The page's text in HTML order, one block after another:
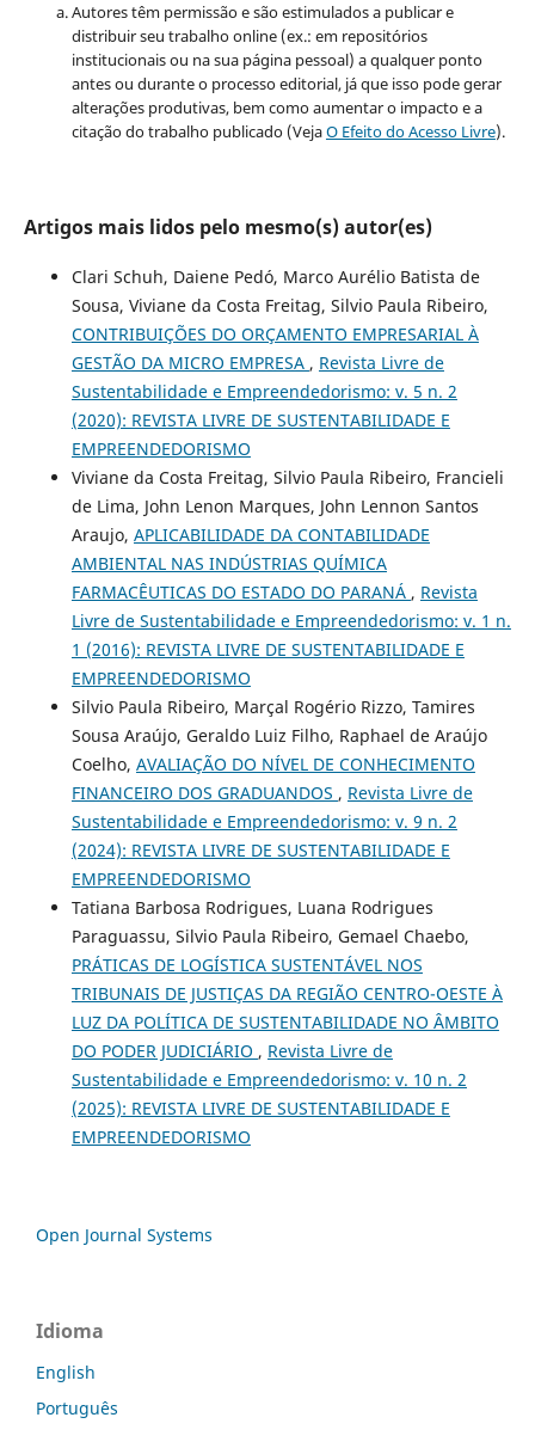
Autores têm permissão e são estimulados a publicar e
distribuir seu trabalho online (ex.: em repositórios
institucionais ou na sua página pessoal) a qualquer ponto
antes ou durante o processo editorial, já que isso pode gerar
alterações produtivas, bem como aumentar o impacto e a
citação do trabalho publicado (VejaO Efeito do Acesso Livre).
Artigos mais lidos pelo mesmo(s) autor(es)
Clari Schuh, Daiene Pedó, Marco Aurélio Batista de
Sousa, Viviane da Costa Freitag, Silvio Paula Ribeiro,
CONTRIBUIÇÕES DO ORÇAMENTO EMPRESARIAL À
GESTÃO DA MICRO EMPRESA , Revista Livre de
Sustentabilidade e Empreendedorismo: v. 5 n. 2
(2020): REVISTA LIVRE DE SUSTENTABILIDADE E
EMPREENDEDORISMO
Viviane da Costa Freitag, Silvio Paula Ribeiro, Francieli
de Lima, John Lenon Marques, John Lennon Santos
Araujo, APLICABILIDADE DA CONTABILIDADE
AMBIENTAL NAS INDÚSTRIAS QUÍMICA
FARMACÊUTICAS DO ESTADO DO PARANÁ , Revista
Livre de Sustentabilidade e Empreendedorismo: v. 1 n.
1 (2016): REVISTA LIVRE DE SUSTENTABILIDADE E
EMPREENDEDORISMO
Silvio Paula Ribeiro, Marçal Rogério Rizzo, Tamires
Sousa Araújo, Geraldo Luiz Filho, Raphael de Araújo
Coelho, AVALIAÇÃO DO NÍVEL DE CONHECIMENTO
FINANCEIRO DOS GRADUANDOS , Revista Livre de
Sustentabilidade e Empreendedorismo: v. 9 n. 2
(2024): REVISTA LIVRE DE SUSTENTABILIDADE E
EMPREENDEDORISMO
Tatiana Barbosa Rodrigues, Luana Rodrigues
Paraguassu, Silvio Paula Ribeiro, Gemael Chaebo,
PRÁTICAS DE LOGÍSTICA SUSTENTÁVEL NOS
TRIBUNAIS DE JUSTIÇAS DA REGIÃO CENTRO-OESTE À
LUZ DA POLÍTICA DE SUSTENTABILIDADE NO ÂMBITO
DO PODER JUDICIÁRIO , Revista Livre de
Sustentabilidade e Empreendedorismo: v. 10 n. 2
(2025): REVISTA LIVRE DE SUSTENTABILIDADE E
EMPREENDEDORISMO
Open Journal Systems
Idioma
English
Português